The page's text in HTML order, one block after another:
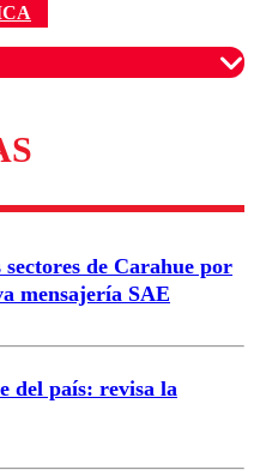
para garantizar un
de Carahue por
mensajería SAE
del país: revisa la